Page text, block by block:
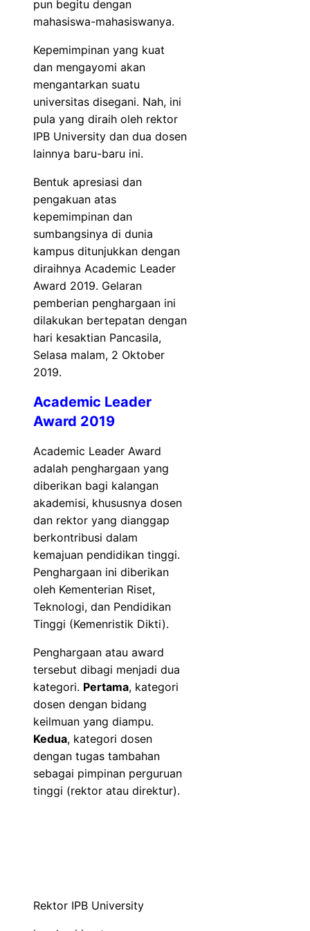
pun begitu dengan
mahasiswa-mahasiswanya.
Kepemimpinan yang kuat
dan mengayomi akan
mengantarkan suatu
universitas disegani. Nah, ini
pula yang diraih oleh rektor
IPB University dan dua dosen
lainnya baru-baru ini.
Bentuk apresiasi dan
pengakuan atas
kepemimpinan dan
sumbangsinya di dunia
kampus ditunjukkan dengan
diraihnya Academic Leader
Award 2019. Gelaran
pemberian penghargaan ini
dilakukan bertepatan dengan
hari kesaktian Pancasila,
Selasa malam, 2 Oktober
2019.
Academic Leader
Award 2019
Academic Leader Award
adalah penghargaan yang
diberikan bagi kalangan
akademisi, khususnya dosen
dan rektor yang dianggap
berkontribusi dalam
kemajuan pendidikan tinggi.
Penghargaan ini diberikan
oleh Kementerian Riset,
Teknologi, dan Pendidikan
Tinggi (Kemenristik Dikti).
Penghargaan atau award
tersebut dibagi menjadi dua
kategori. Pertama, kategori
dosen dengan bidang
keilmuan yang diampu.
Kedua, kategori dosen
dengan tugas tambahan
sebagai pimpinan perguruan
tinggi (rektor atau direktur).
Rektor IPB University